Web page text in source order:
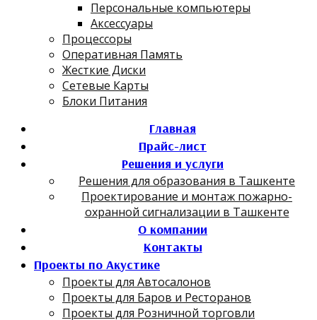
Персональные компьютеры
Аксессуары
Процессоры
Оперативная Память
Жесткие Диски
Сетевые Карты
Блоки Питания
Главная
Прайс-лист
Решения и услуги
Решения для образования в Ташкенте
Проектирование и монтаж пожарно-
охранной сигнализации в Ташкенте
О компании
Контакты
Проекты по Акустике
Проекты для Автосалонов
Проекты для Баров и Ресторанов
Проекты для Розничной торговли